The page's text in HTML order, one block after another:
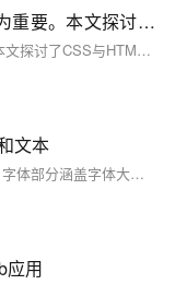
在数字化时代，Web 应用性能优化尤为重要。本文探讨了CSS与HTML在提升Web性能中的关键作用及未来趋势
在数字化时代，Web 应用性能优化尤为重要。本文探讨了CSS与HTML在提升Web性能中的关键作用及未来趋势，包括样式表优化、DOM操作减少、图像优化等技术，并分析了电商网站的具体案例，强调了技术演进对Web性能的深远影响。
文本
本文详细介绍了CSS中字体和文本的相关属性。字体部分涵盖字体大小、粗细、样式、行高、字体族及`font`复合属性，通过具体示例展示了如何设置和使用这些属性。文本部分则讲解了文本缩进、对齐方式、修饰线及文字颜色等属性，并提供了实用的代码示例。此外，还简要介绍了调试工具中的一些细节，如错误属性标识和属性生效状态的控制。
应用